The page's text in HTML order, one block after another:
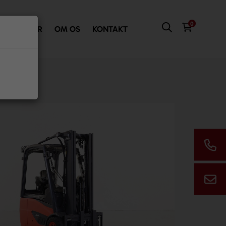
VI TILBYDER OM OS KONTAKT
0